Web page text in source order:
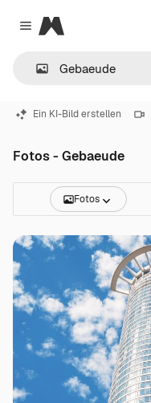
Close menu
Magnific
Ein KI-Bild erstellen
Fotos - Gebaeude
Fotos